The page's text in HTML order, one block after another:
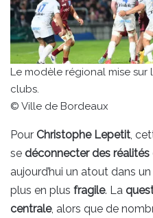
Le modèle régional mise
clubs.
© Ville de Bordeaux
Pour Christophe Lepetit,
se déconnecter des
aujourd’hui un atout dans un
plus en plus fragile. La
centrale, alors que de